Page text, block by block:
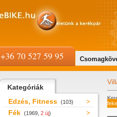
Kategóriák
Edzés, Fitness (103)
Fék (1969, 2 új)
+36 70 527 59 95